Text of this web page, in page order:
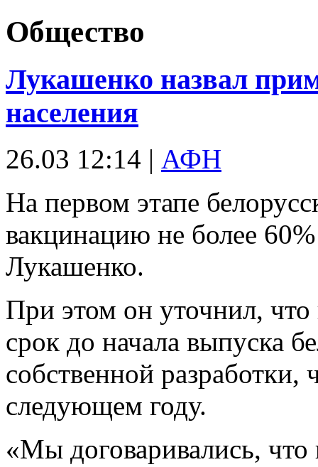
Общество
Лукашенко назвал
населения
26.03 12:14 | АФН
На первом этапе
вакцинацию не более 60%
Лукашенко.
При этом он уточнил,
срок до начала выпуска
собственной разработки,
следующем году.
«Мы договаривались,